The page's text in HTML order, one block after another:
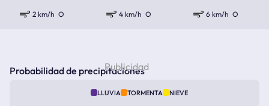
2 km/h O 4 km/h O 6 km/h O
Probabilidad de precipitaciones
LLUVIA TORMENTA NIEVE